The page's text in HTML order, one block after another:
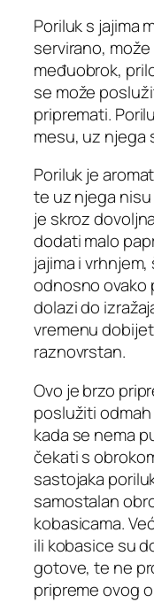
Poriluk s jajima
servirano,
međuobrok,
se može
pripremati.
mesu, uz njega
Poriluk je
te uz njega
je skroz
dodati malo
jajima i
odnosno ovako
dolazi do
vremenu
raznovrstan.
Ovo je brzo
poslužiti
kada se nema
čekati s
sastojaka
samostalan
kobasicama.
ili kobasice su
gotove, te ne
pripreme ovog